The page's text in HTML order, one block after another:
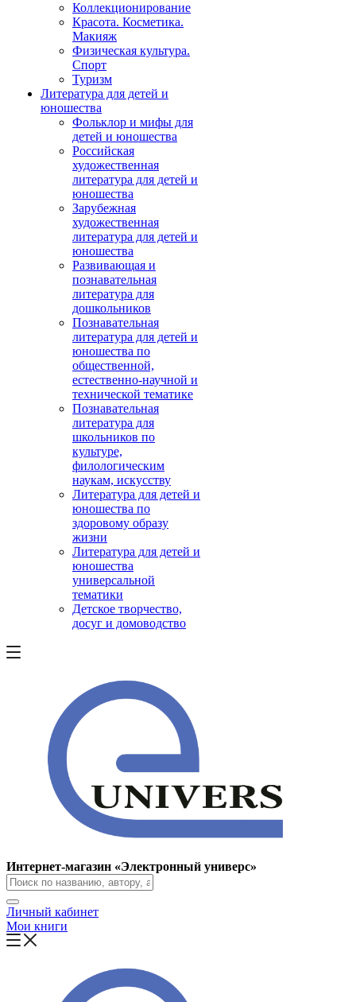
Коллекционирование
Красота. Косметика.
Макияж
Физическая культура.
Спорт
Туризм
Литература для детей и
юношества
Фольклор и мифы для
детей и юношества
Российская
художественная
литература для детей и
юношества
Зарубежная
художественная
литература для детей и
юношества
Развивающая и
познавательная
литература для
дошкольников
Познавательная
литература для детей и
юношества по
общественной,
естественно-научной и
технической тематике
Познавательная
литература для
школьников по
культуре,
филологическим
наукам, искусству
Литература для детей и
юношества по
здоровому образу
жизни
Литература для детей и
юношества
универсальной
тематики
Детское творчество,
досуг и домоводство
Интернет-магазин «Электронный универс»
Личный кабинет
Мои книги